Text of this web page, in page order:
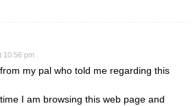
10:56 pm
my pal who told me regarding this
I am browsing this web page and